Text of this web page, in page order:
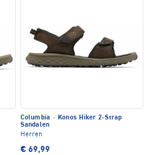
Columbia · Konos Hiker 2-Strap
Sandalen
Herren
€ 69,99